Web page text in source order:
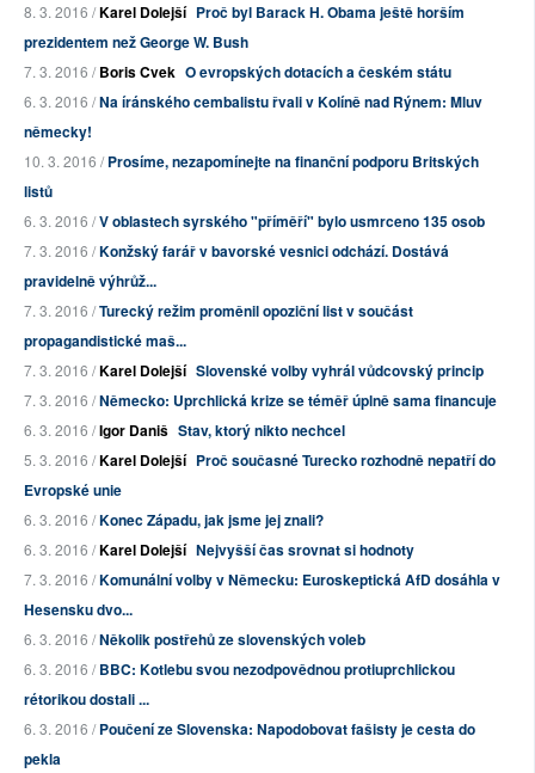
8. 3. 2016 /Karel Dolejší Proč byl Barack H. Obama ještě horším
prezidentem než George W. Bush
7. 3. 2016 /Boris Cvek O evropských dotacích a českém státu
6. 3. 2016 /Na íránského cembalistu řvali v Kolíně nad Rýnem: Mluv
německy!
10. 3. 2016 /Prosíme, nezapomínejte na finanční podporu Britských
listů
6. 3. 2016 /V oblastech syrského "příměří" bylo usmrceno 135 osob
7. 3. 2016 /Konžský farář v bavorské vesnici odchází. Dostává
pravidelně výhrůž...
7. 3. 2016 /Turecký režim proměnil opoziční list v součást
propagandistické maš...
7. 3. 2016 /Karel Dolejší Slovenské volby vyhrál vůdcovský princip
7. 3. 2016 /Německo: Uprchlická krize se téměř úplně sama financuje
6. 3. 2016 /Igor Daniš Stav, ktorý nikto nechcel
5. 3. 2016 /Karel Dolejší Proč současné Turecko rozhodně nepatří do
Evropské unie
6. 3. 2016 /Konec Západu, jak jsme jej znali?
6. 3. 2016 /Karel Dolejší Nejvyšší čas srovnat si hodnoty
7. 3. 2016 /Komunální volby v Německu: Euroskeptická AfD dosáhla v
Hesensku dvo...
6. 3. 2016 /Několik postřehů ze slovenských voleb
6. 3. 2016 /BBC: Kotlebu svou nezodpovědnou protiuprchlickou
rétorikou dostali ...
6. 3. 2016 /Poučení ze Slovenska: Napodobovat fašisty je cesta do
pekla